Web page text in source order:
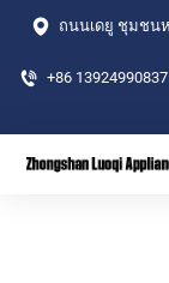
ถนนเดยู ชุมชน
+86 13924990837